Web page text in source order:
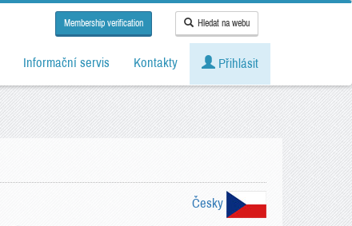
Membership verification Hledat na webu
Informační servis Kontakty Přihlásit
Česky